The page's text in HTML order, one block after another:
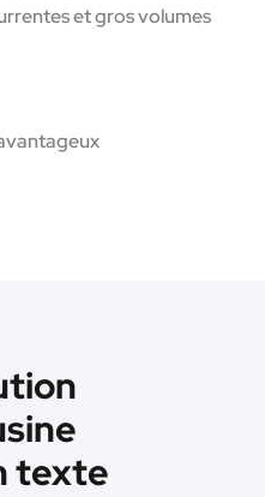
et gros volumes
texte